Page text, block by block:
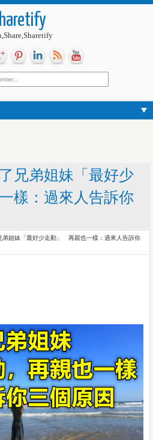
兄弟姐妹「最好少
樣：過來人告訴你
弟姐妹「最好少走動」 再親也一樣：過來人告訴你